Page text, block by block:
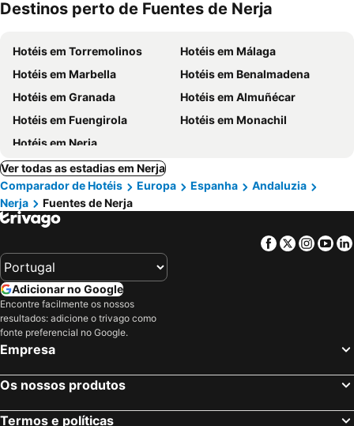
Destinos perto de Fuentes de Nerja
Hotéis em Torremolinos
Hotéis em Málaga
Hotéis em Marbella
Hotéis em Benalmadena
Hotéis em Granada
Hotéis em Almuñécar
Hotéis em Fuengirola
Hotéis em Monachil
Hotéis em Nerja
Ver todas as estadias em Nerja
Comparador de Hotéis
Europa Espanha
Andaluzia
Nerja
Fuentes de Nerja
Facebook
Twitter
Adicionar no Google
Encontre facilmente os nossos
resultados: adicione o trivago como
fonte preferencial no Google.
Empresa
Os nossos produtos
Termos e políticas